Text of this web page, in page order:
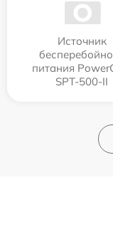
Источник
питания
SPT-500-II